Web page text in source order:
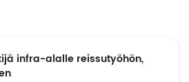
infra-alalle reissutyöhön,